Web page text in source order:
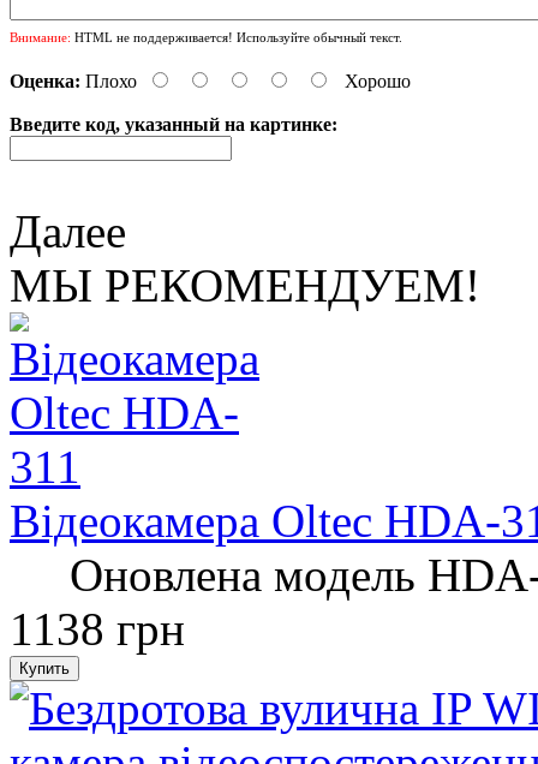
Внимание: HTML не поддерживается! Используйте обычный текст.
Оценка: Плохо Хорошо
Введите код, указанный на картинке:
Далее
МЫ РЕКОМЕНДУЕМ!
Відеокамера Oltec HDA-
Оновлена ​​модель
1138 грн